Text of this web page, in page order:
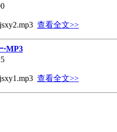
查看全文>>
·MP3
查看全文>>